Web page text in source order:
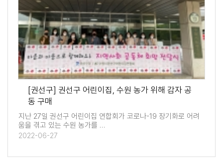
[권선구] 권선구 어린이집, 수원 농가 위해 감자 공
동 구매
지난 27일 권선구 어린이집 연합회가 코로나-19 장기화로 어려
움을 겪고 있는 수원 농가를 …
2022-06-27